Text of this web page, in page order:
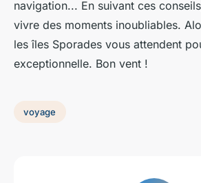
navigation... En suivant ces
vivre des moments inoubliables.
les îles Sporades vous attendent
exceptionnelle. Bon vent !
voyage